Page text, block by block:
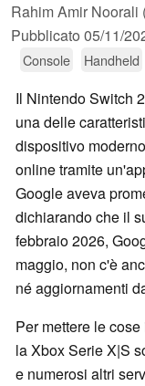
Rahim Amir Noorali
Pubblicato 05/11/
Console Handheld
Il Nintendo Switch
una delle
dispositivo
online tramite
Google aveva
dichiarando che il
febbraio 2026,
maggio, non c'è
né aggiornamenti
Per mettere le
la Xbox Serie X|S
e numerosi altri